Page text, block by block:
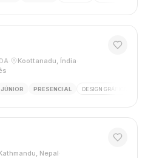
Koottanadu, Índia
JÚNIOR PRESENCIAL DESIGN GRÁFICO
Nepal